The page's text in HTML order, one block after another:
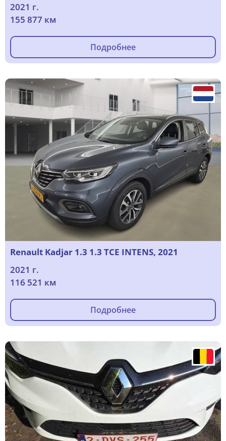
2021 г.
155 877 км
Подробнее
Renault Kadjar 1.3 1.3 TCE INTENS, 2021
2021 г.
116 521 км
Подробнее